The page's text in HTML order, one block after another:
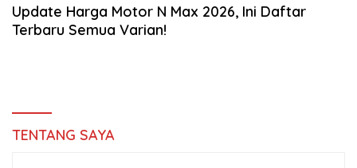
Update Harga Motor N Max 2026, Ini Daftar
Terbaru Semua Varian!
TENTANG SAYA